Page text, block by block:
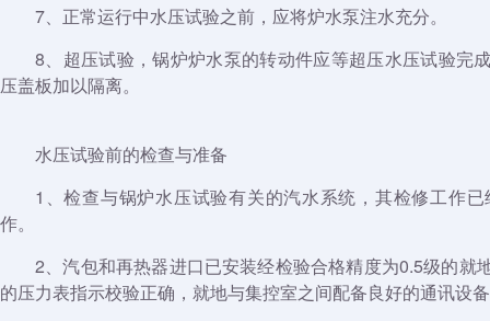
7、正常运行中水压试验之前，应将炉水泵注水充分。
8、超压试验，锅炉炉水泵的转动件应等超压水压试验完
压盖板加以隔离。
水压试验前的检查与准备
1、检查与锅炉水压试验有关的汽水系统，其检修工作
作。
2、汽包和再热器进口已安装经检验合格精度为0.5级的就
的压力表指示校验正确，就地与集控室之间配备良好的通讯设